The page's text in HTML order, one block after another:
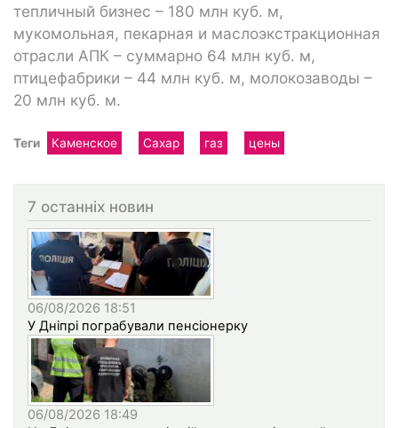
тепличный бизнес – 180 млн куб. м,
мукомольная, пекарная и маслоэкстракционная
отрасли АПК – суммарно 64 млн куб. м,
птицефабрики – 44 млн куб. м, молокозаводы –
20 млн куб. м.
Теги Каменское Сахар газ цены
7 останніх новин
06/08/2026 18:51
У Дніпрі пограбували пенсіонерку
06/08/2026 18:49